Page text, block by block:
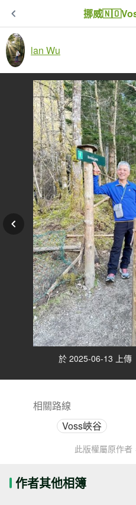
挪威
lan Wu
於 2025-06-13 上傳
相關路線
Voss峽谷
此版權屬原作者
作者其他相簿